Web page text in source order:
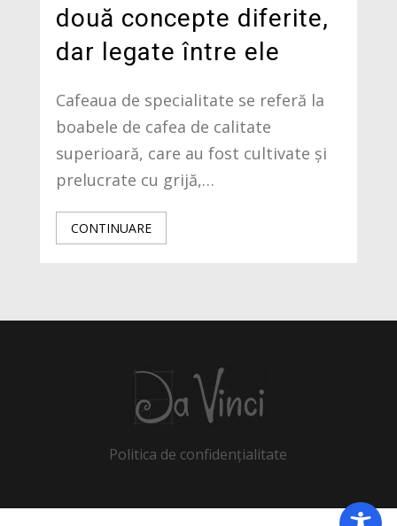
două concepte diferite,
dar legate între ele
Cafeaua de specialitate se referă la
boabele de cafea de calitate
superioară, care au fost cultivate și
prelucrate cu grijă,…
CONTINUARE
Politica de confidențialitate